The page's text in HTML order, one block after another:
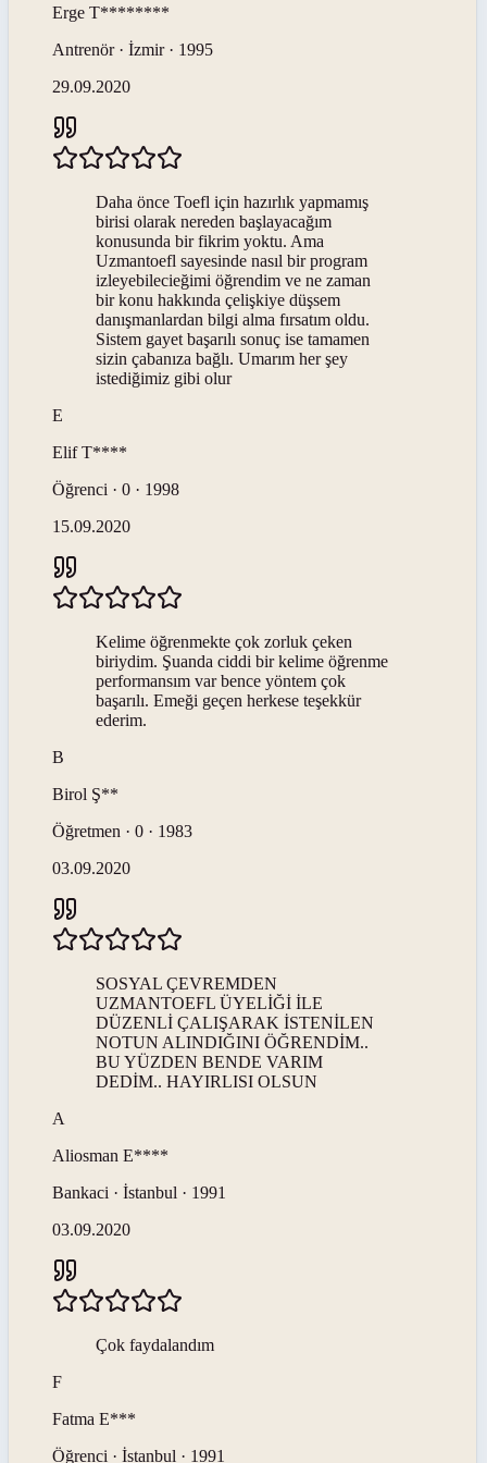
Erge T********
Antrenör · İzmir · 1995
29.09.2020
Daha önce Toefl için hazırlık yapmamış
birisi olarak nereden başlayacağım
konusunda bir fikrim yoktu. Ama
Uzmantoefl sayesinde nasıl bir program
izleyebilecieğimi öğrendim ve ne zaman
bir konu hakkında çelişkiye düşsem
danışmanlardan bilgi alma fırsatım oldu.
Sistem gayet başarılı sonuç ise tamamen
sizin çabanıza bağlı. Umarım her şey
istediğimiz gibi olur
E
Elif T****
Öğrenci · 0 · 1998
15.09.2020
Kelime öğrenmekte çok zorluk çeken
biriydim. Şuanda ciddi bir kelime öğrenme
performansım var bence yöntem çok
başarılı. Emeği geçen herkese teşekkür
ederim.
B
Birol Ş**
Öğretmen · 0 · 1983
03.09.2020
SOSYAL ÇEVREMDEN
UZMANTOEFL ÜYELİĞİ İLE
DÜZENLİ ÇALIŞARAK İSTENİLEN
NOTUN ALINDIĞINI ÖĞRENDİM..
BU YÜZDEN BENDE VARIM
DEDİM.. HAYIRLISI OLSUN
A
Aliosman E****
Bankaci · İstanbul · 1991
03.09.2020
Çok faydalandım
F
Fatma E***
Öğrenci · İstanbul · 1991